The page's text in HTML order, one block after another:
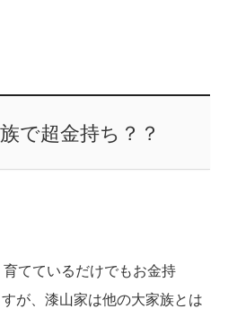
で超金持ち？？
てているだけでもお金持
が、漆山家は他の大家族とは